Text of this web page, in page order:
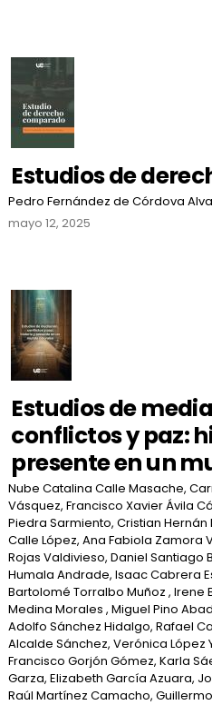
Estudios de
Pedro Fernández de Córdova
mayo 12, 2025
Estudios de
conflictos y paz:
presente en un
Nube Catalina Calle Masache,
Vásquez, Francisco Xavier Ávila
Piedra Sarmiento, Cristian Hernán
Calle López, Ana Fabiola Zamora
Rojas Valdivieso, Daniel Santiago
Humala Andrade, Isaac Cabrera
Bartolomé Torralbo Muñoz , Irene
Medina Morales , Miguel Pino
Adolfo Sánchez Hidalgo, Rafael
Alcalde Sánchez, Verónica López
Francisco Gorjón Gómez, Karla
Garza, Elizabeth García Azuara,
Raúl Martínez Camacho,